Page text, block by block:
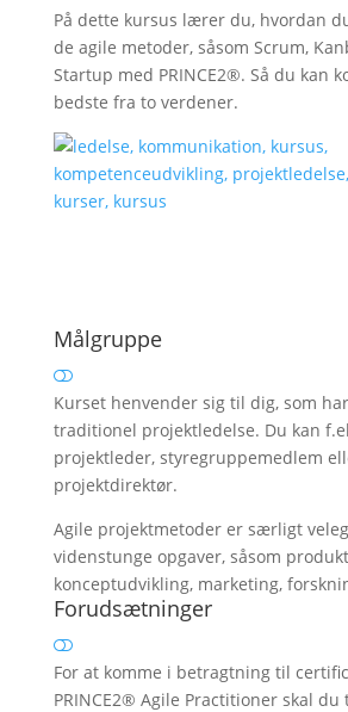
På dette kursus lærer du, hvordan
de agile metoder, såsom Scrum,
Startup med PRINCE2®. Så du kan
bedste fra to verdener.
Målgruppe
Kurset henvender sig til dig, som
traditionel projektledelse. Du kan
projektleder, styregruppemedlem
projektdirektør.
Agile projektmetoder er særligt
videnstunge opgaver, såsom
konceptudvikling, marketing,
Forudsætninger
For at komme i betragtning til
PRINCE2® Agile Practitioner skal